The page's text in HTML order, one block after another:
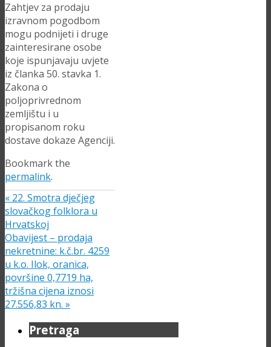
Zahtjev za prodaju
izravnom pogodbom
mogu podnijeti i druge
zainteresirane osobe
koje ispunjavaju uvjete
iz članka 50. stavka 1.
Zakona o
poljoprivrednom
zemljištu i u
propisanom roku
dostave dokaze Agenciji.
Bookmark the
permalink.
« 22. Smotra dječjeg
slovačkog folklora u
Hrvatskoj
Obavijest – prodaja
nekretnine: k.č.br. 4259
u k.o. Ilok, oranica,
površine 0,7719 ha,
tržišna cijena iznosi
27.556,83 kn. »
Pretraga